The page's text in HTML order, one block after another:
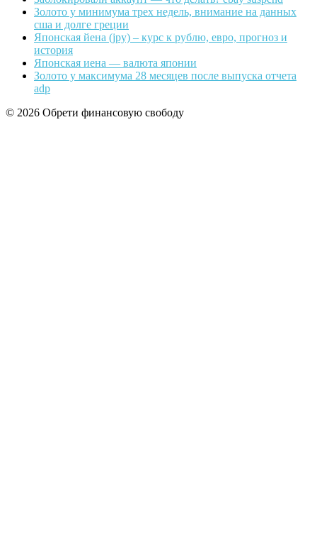
Золото у минимума трех недель, внимание на данных
сша и долге греции
Японская йена (jpy) – курс к рублю, евро, прогноз и
история
Японская иена — валюта японии
Золото у максимума 28 месяцев после выпуска отчета
adp
© 2026 Обрети финансовую свободу